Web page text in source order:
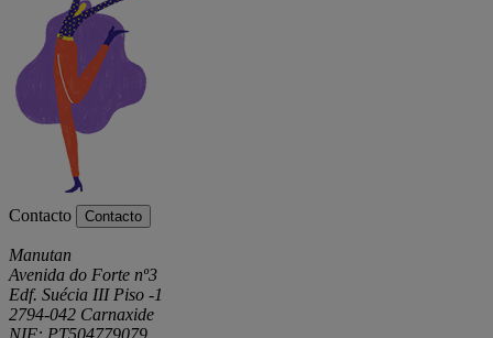
Contacto Contacto
Manutan
Avenida do Forte nº3
Edf. Suécia III Piso -1
2794-042 Carnaxide
NIF: PT504779079